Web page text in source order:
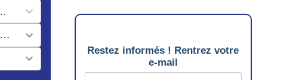
Restez informés ! Rentrez votre
e-mail